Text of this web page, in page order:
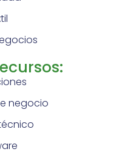
negocio